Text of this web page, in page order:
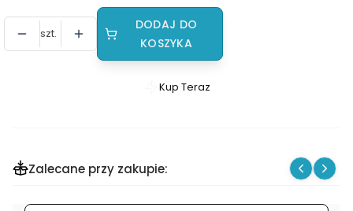
szt.
DODAJ DO
KOSZYKA
Szybki
Kup Teraz
Zalecane przy zakupie: